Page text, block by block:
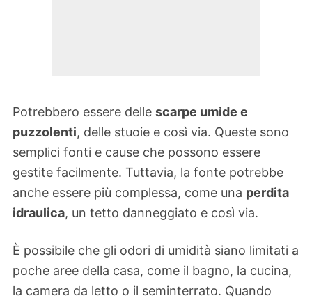
Potrebbero essere delle scarpe umide e
puzzolenti, delle stuoie e così via. Queste sono
semplici fonti e cause che possono essere
gestite facilmente. Tuttavia, la fonte potrebbe
anche essere più complessa, come una perdita
idraulica, un tetto danneggiato e così via.
È possibile che gli odori di umidità siano limitati a
poche aree della casa, come il bagno, la cucina,
la camera da letto o il seminterrato. Quando